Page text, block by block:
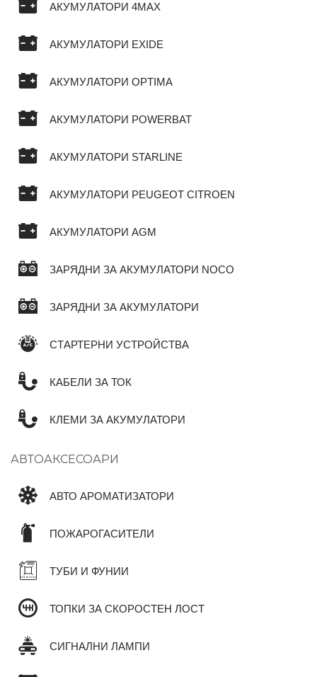
АКУМУЛАТОРИ 4MAX
АКУМУЛАТОРИ EXIDE
АКУМУЛАТОРИ OPTIMA
АКУМУЛАТОРИ POWERBAT
АКУМУЛАТОРИ STARLINE
АКУМУЛАТОРИ PEUGEOT CITROEN
АКУМУЛАТОРИ AGM
ЗАРЯДНИ ЗА АКУМУЛАТОРИ NOCO
ЗАРЯДНИ ЗА АКУМУЛАТОРИ
СТАРТЕРНИ УСТРОЙСТВА
КАБЕЛИ ЗА ТОК
КЛЕМИ ЗА АКУМУЛАТОРИ
АВТОАКСЕСОАРИ
АВТО АРОМАТИЗАТОРИ
ПОЖАРОГАСИТЕЛИ
ТУБИ И ФУНИИ
ТОПКИ ЗА СКОРОСТЕН ЛОСТ
СИГНАЛНИ ЛАМПИ